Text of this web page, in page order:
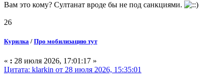
Вам это кому? Султанат вроде бы не под санкциями.
26
Курилка / Про мобилизацию тут
« : 28 июля 2026, 17:01:17 »
Цитата: klarkin от 28 июля 2026, 15:35:01